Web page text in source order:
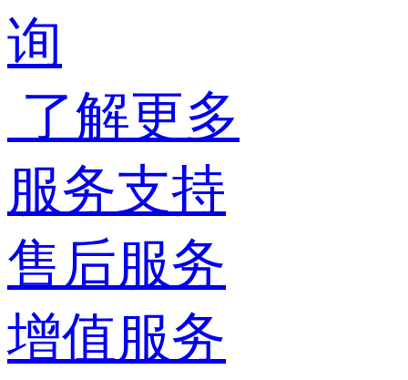
询
了解更多
服务支持
售后服务
增值服务